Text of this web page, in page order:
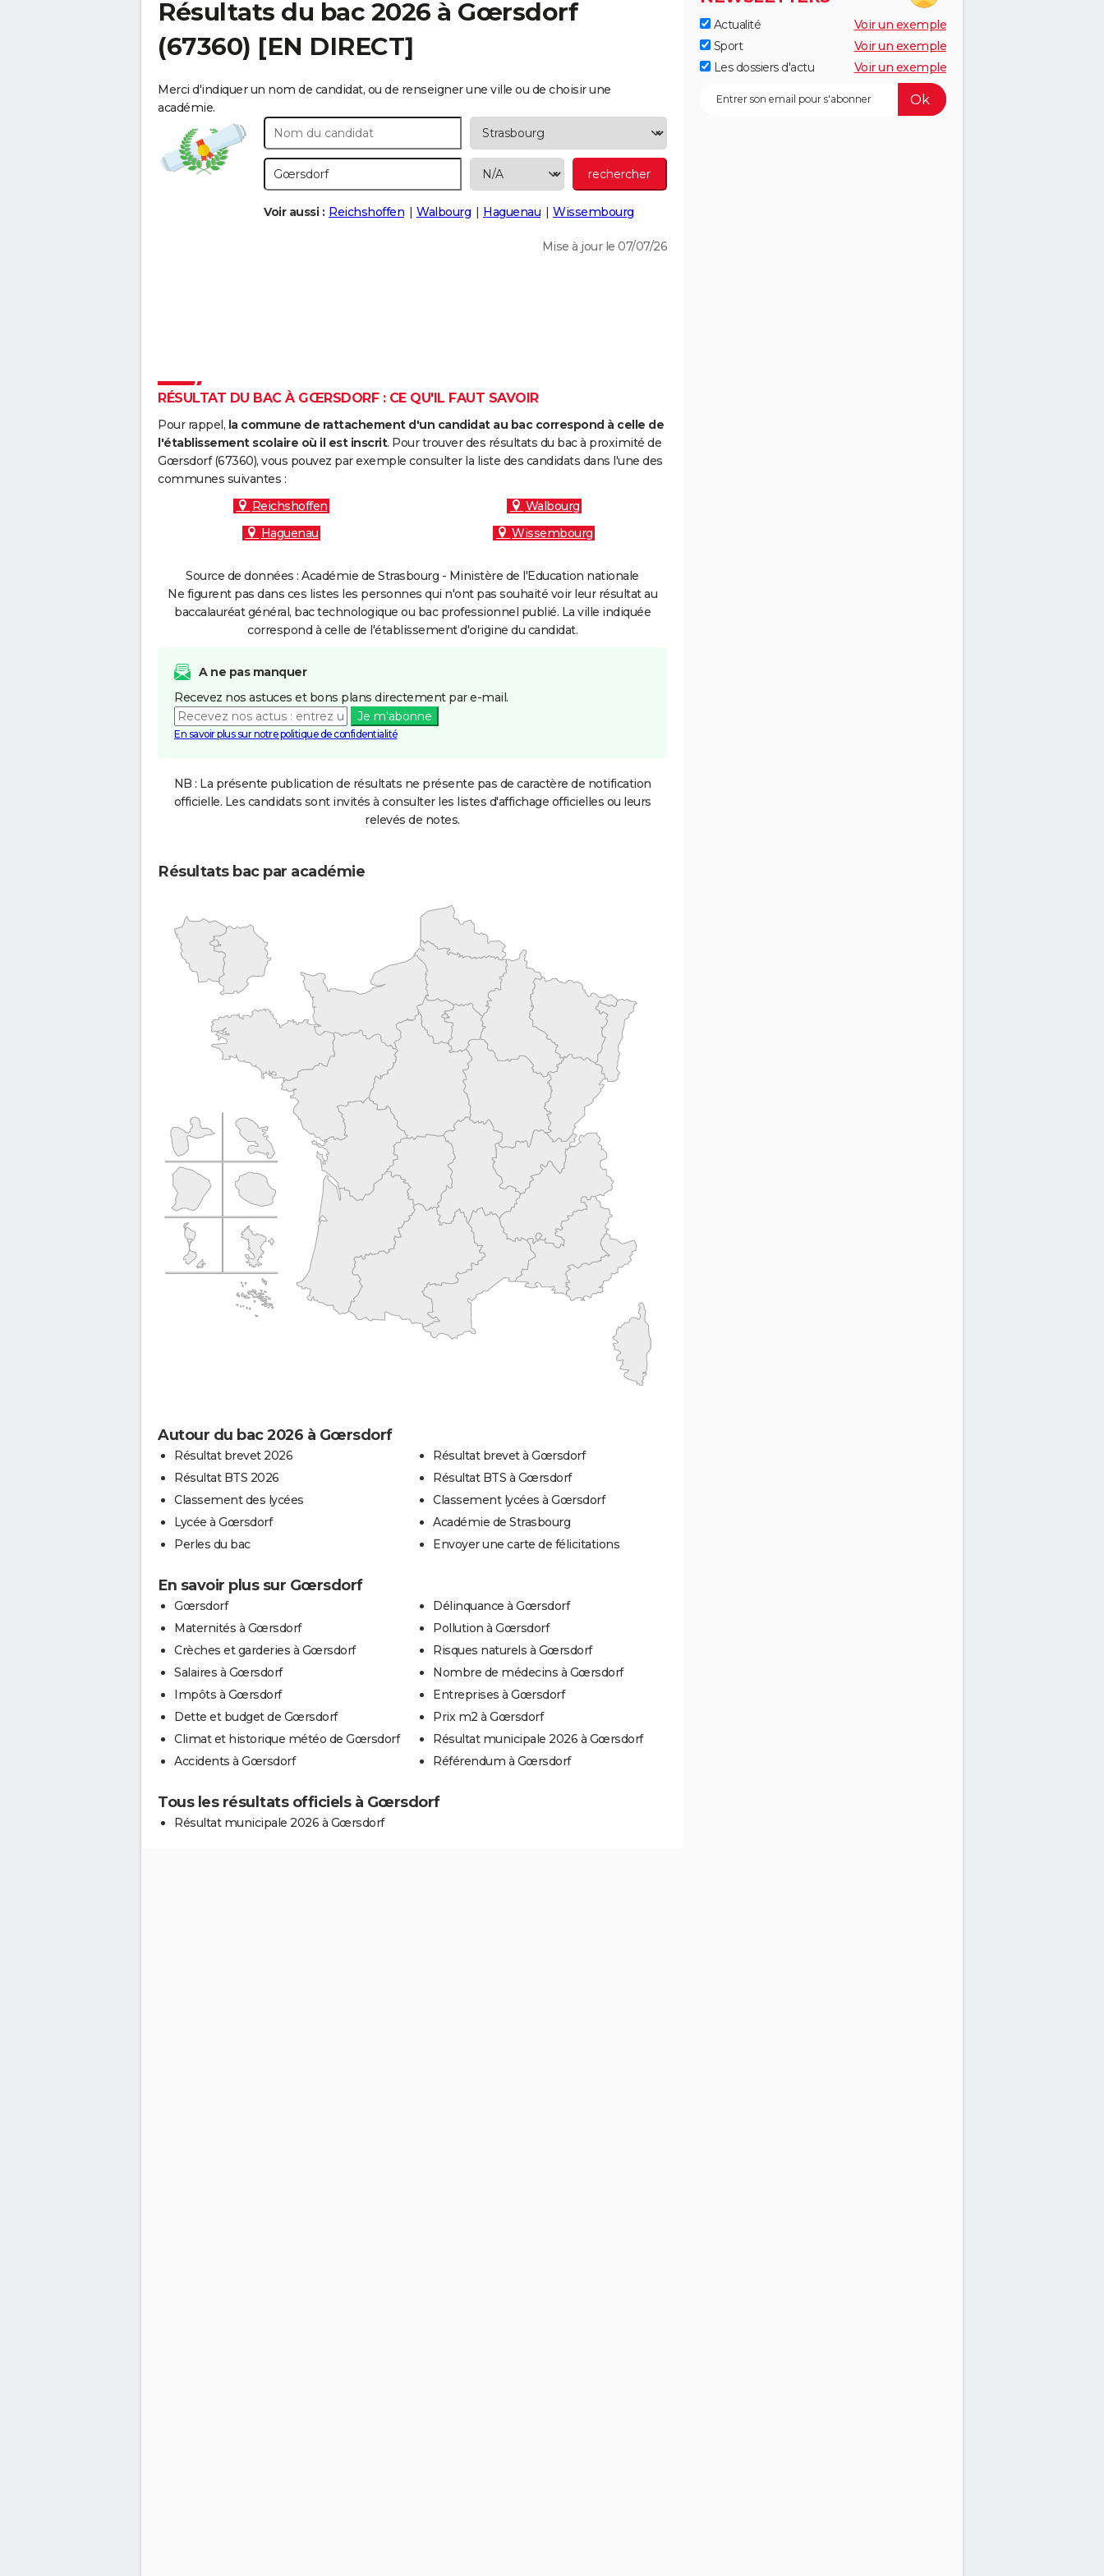
Résultats du bac 2026 à Gœrsdorf
(67360) [EN DIRECT]
Merci d'indiquer un nom de candidat, ou de renseigner une ville ou de choisir une
académie.
Voir aussi : Reichshoffen Walbourg Haguenau Wissembourg
Mise à jour le 07/07/26
RÉSULTAT DU BAC À GŒRSDORF : CE QU'IL FAUT SAVOIR
Pour rappel, la commune de rattachement d'un candidat au bac correspond à celle de
l'établissement scolaire où il est inscrit. Pour trouver des résultats du bac à proximité de
Gœrsdorf (67360), vous pouvez par exemple consulter la liste des candidats dans l'une des
communes suivantes :
Reichshoffen
Walbourg
Haguenau
Wissembourg
Source de données : Académie de Strasbourg - Ministère de l'Education nationale
Ne figurent pas dans ces listes les personnes qui n'ont pas souhaité voir leur résultat au
baccalauréat général, bac technologique ou bac professionnel publié. La ville indiquée
correspond à celle de l'établissement d'origine du candidat.
A ne pas manquer
Recevez nos astuces et bons plans directement par e-mail.
Je m'abonne
En savoir plus sur notre politique de confidentialité
NB : La présente publication de résultats ne présente pas de caractère de notification
officielle. Les candidats sont invités à consulter les listes d'affichage officielles ou leurs
relevés de notes.
Résultats bac par académie
Autour du bac 2026 à Gœrsdorf
Résultat brevet 2026
Résultat BTS 2026
Classement des lycées
Lycée à Gœrsdorf
Perles du bac
Résultat brevet à Gœrsdorf
Résultat BTS à Gœrsdorf
Classement lycées à Gœrsdorf
Académie de Strasbourg
Envoyer une carte de félicitations
En savoir plus sur Gœrsdorf
Gœrsdorf
Maternités à Gœrsdorf
Crèches et garderies à Gœrsdorf
Salaires à Gœrsdorf
Impôts à Gœrsdorf
Dette et budget de Gœrsdorf
Climat et historique météo de Gœrsdorf
Accidents à Gœrsdorf
Délinquance à Gœrsdorf
Pollution à Gœrsdorf
Risques naturels à Gœrsdorf
Nombre de médecins à Gœrsdorf
Entreprises à Gœrsdorf
Prix m2 à Gœrsdorf
Résultat municipale 2026 à Gœrsdorf
Référendum à Gœrsdorf
Tous les résultats officiels à Gœrsdorf
Résultat municipale 2026 à Gœrsdorf
Actualité
Voir un exemple
Sport
Voir un exemple
Les dossiers d'actu
Voir un exemple